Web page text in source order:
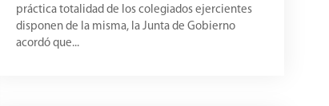
práctica totalidad de los colegiados ejercientes
disponen de la misma, la Junta de Gobierno
acordó que...